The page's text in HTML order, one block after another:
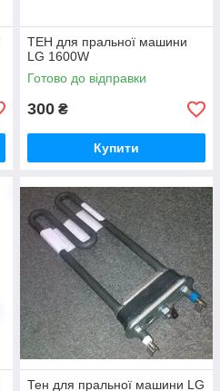
ТЕН для пральної машини
LG 1600W
Готово до відправки
300 ₴
Купити
Тен для пральної машини LG